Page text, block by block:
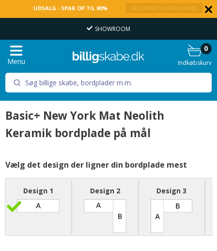
UDSALG - SPAR OP TIL 80%
SHOWROOM
Menu Indkøbskurv
0
Basic+ New York Mat Neolith
Keramik bordplade på mål
Vælg det design der ligner din bordplade mest
Design 1 Design 2 Design 3